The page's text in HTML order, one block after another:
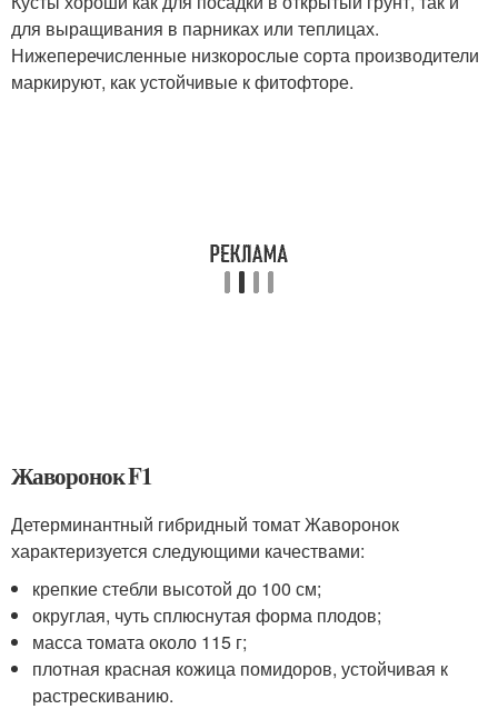
для выращивания в парниках или теплицах.
Нижеперечисленные низкорослые сорта производители
маркируют, как устойчивые к фитофторе.
Жаворонок F1
Детерминантный гибридный томат Жаворонок
характеризуется следующими качествами:
крепкие стебли высотой до 100 см;
округлая, чуть сплюснутая форма плодов;
масса томата около 115 г;
плотная красная кожица помидоров, устойчивая к
растрескиванию.